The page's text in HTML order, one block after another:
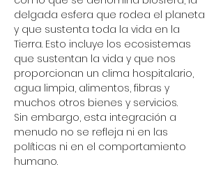
delgada esfera que rodea el planeta
y que sustenta toda la vida en la
Tierra. Esto incluye los ecosistemas
que sustentan la vida y que nos
proporcionan un clima hospitalario,
agua limpia, alimentos, fibras y
muchos otros bienes y servicios.
Sin embargo, esta integración a
menudo no se refleja ni en las
políticas ni en el comportamiento
humano.